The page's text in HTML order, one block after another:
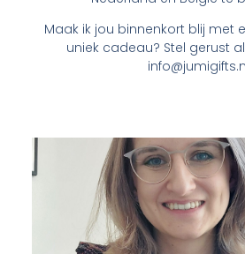
Maak ik jou binnenkort blij met
uniek cadeau? Stel gerust